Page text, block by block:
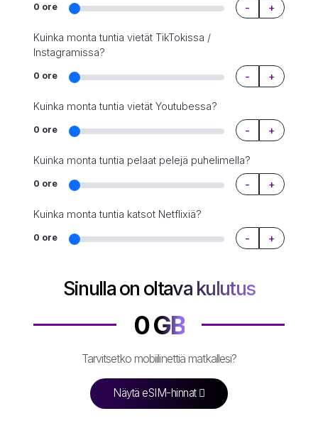
0 ore - +
Kuinka monta tuntia vietät TikTokissa /
Instagramissa?
0 ore - +
Kuinka monta tuntia vietät Youtubessa?
0 ore - +
Kuinka monta tuntia pelaat pelejä puhelimella?
0 ore - +
Kuinka monta tuntia katsot Netflixiä?
0 ore - +
Sinulla on oltava kulutus
0GB
Tarvitsetko mobiilinettiä matkallesi?
Näytä eSIM-hinnat